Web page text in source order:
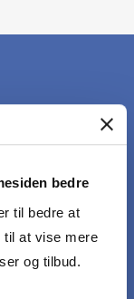
bedre
til bedre at
til at vise mere
og tilbud.